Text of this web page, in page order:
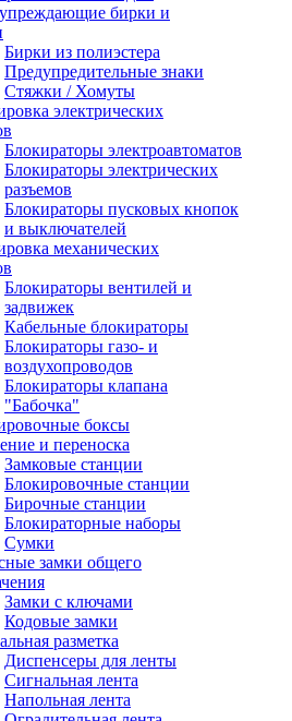
бирки и
Бирки из полиэстера
Предупредительные знаки
Стяжки / Хомуты
электрических
Блокираторы электроавтоматов
Блокираторы электрических
разъемов
Блокираторы пусковых кнопок
и выключателей
механических
Блокираторы вентилей и
задвижек
Кабельные блокираторы
Блокираторы газо- и
воздухопроводов
Блокираторы клапана
"Бабочка"
боксы
и переноска
Замковые станции
Блокировочные станции
Бирочные станции
Блокираторные наборы
Сумки
замки общего
Замки с ключами
Кодовые замки
разметка
Диспенсеры для ленты
Сигнальная лента
Напольная лента